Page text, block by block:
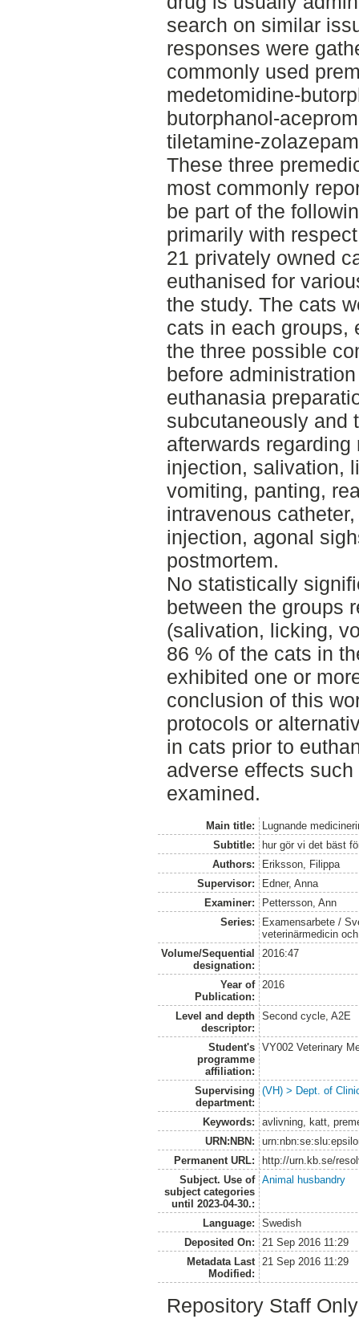
search on similar
responses were
commonly used
medetomidine-
butorphanol-
tiletamine-
These three
most commonly
be part of the
primarily with
21 privately owned
euthanised for
the study. The cats
cats in each groups,
the three possible
before
euthanasia
subcutaneously and
afterwards
injection, salivation,
vomiting, panting,
intravenous
injection, agonal
postmortem.
No statistically
between the groups
(salivation, licking,
86 % of the cats in
exhibited one or
conclusion of this
protocols or
in cats prior to
adverse effects
examined.
Main title:
Lugnande
Subtitle:
hur gör vi det bäst
Authors:
Eriksson, Filippa
Supervisor:
Edner, Anna
Examiner:
Pettersson, Ann
Series:
Examensarbete /
veterinärmedicin
Volume/Sequential
designation:
2016:47
Year of
Publication:
2016
Level and depth
descriptor:
Second cycle, A2E
Student's
programme
affiliation:
VY002 Veterinary
Supervising
department:
(VH) > Dept. of
Keywords:
avlivning, katt,
URN:NBN:
Permanent URL:
http://urn.kb.se/
Subject. Use of
subject categories
until 2023-04-30.:
Animal husbandry
Language:
Swedish
Deposited On:
21 Sep 2016 11:29
Metadata Last
Modified:
21 Sep 2016 11:29
Repository Staff